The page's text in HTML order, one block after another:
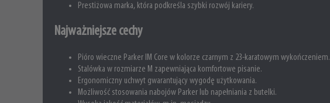
Prestiżowa marka, która podkreśla szybki rozwój kariery.
Najważniejsze cechy
Pióro wieczne Parker IM Core w kolorze czarnym z 23-karatowym wykończeniem.
Stalówka w rozmiarze M zapewniająca komfortowe pisanie.
Ergonomiczny uchwyt gwarantujący wygodę użytkowania.
Możliwość stosowania nabojów Parker lub napełniania z butelki.